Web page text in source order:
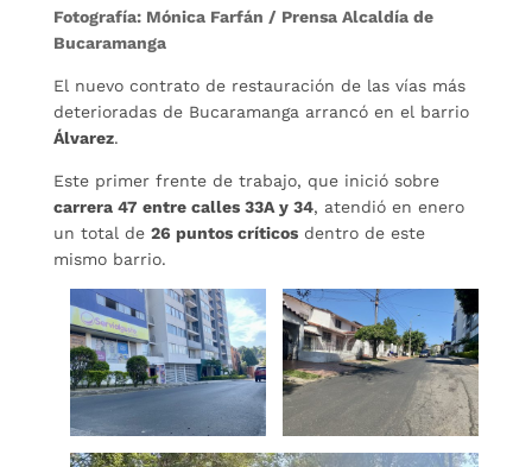
Fotografía: Mónica Farfán / Prensa Alcaldía de
Bucaramanga
El nuevo contrato de restauración de las vías más
deterioradas de Bucaramanga arrancó en el barrio
Álvarez.
Este primer frente de trabajo, que inició sobre
carrera 47 entre calles 33A y 34, atendió en enero
un total de 26 puntos críticosdentro de este
mismo barrio.